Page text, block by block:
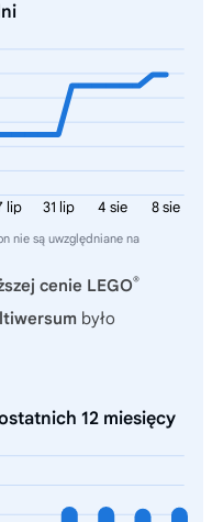
8 sie
4 sie
31 lip
lip
nie są uwzględniane na
cenie LEGO®
było
12 miesięcy